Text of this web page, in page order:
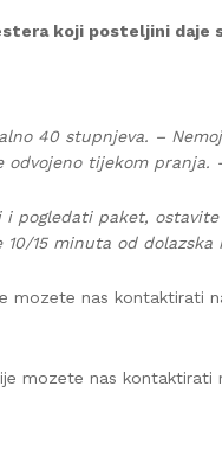
koji posteljini daje
40 stupnjeva. –
tijekom pranja.
i pogledati paket,
15 minuta od dolazska
mozete nas kontaktirati
mozete nas kontaktirati